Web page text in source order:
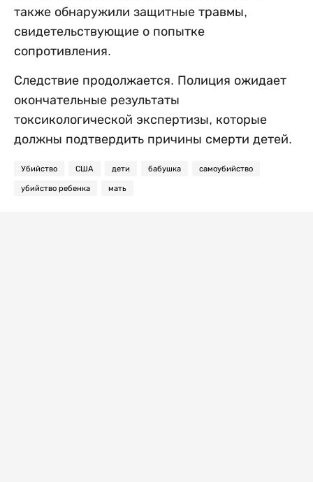
также обнаружили защитные травмы,
свидетельствующие о попытке
сопротивления.
Следствие продолжается. Полиция ожидает
окончательные результаты
токсикологической экспертизы, которые
должны подтвердить причины смерти детей.
Убийство США дети бабушка самоубийство
убийство ребенка мать